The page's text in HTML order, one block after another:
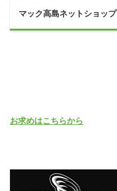
マック高島ネットショップ
お求めはこちらから